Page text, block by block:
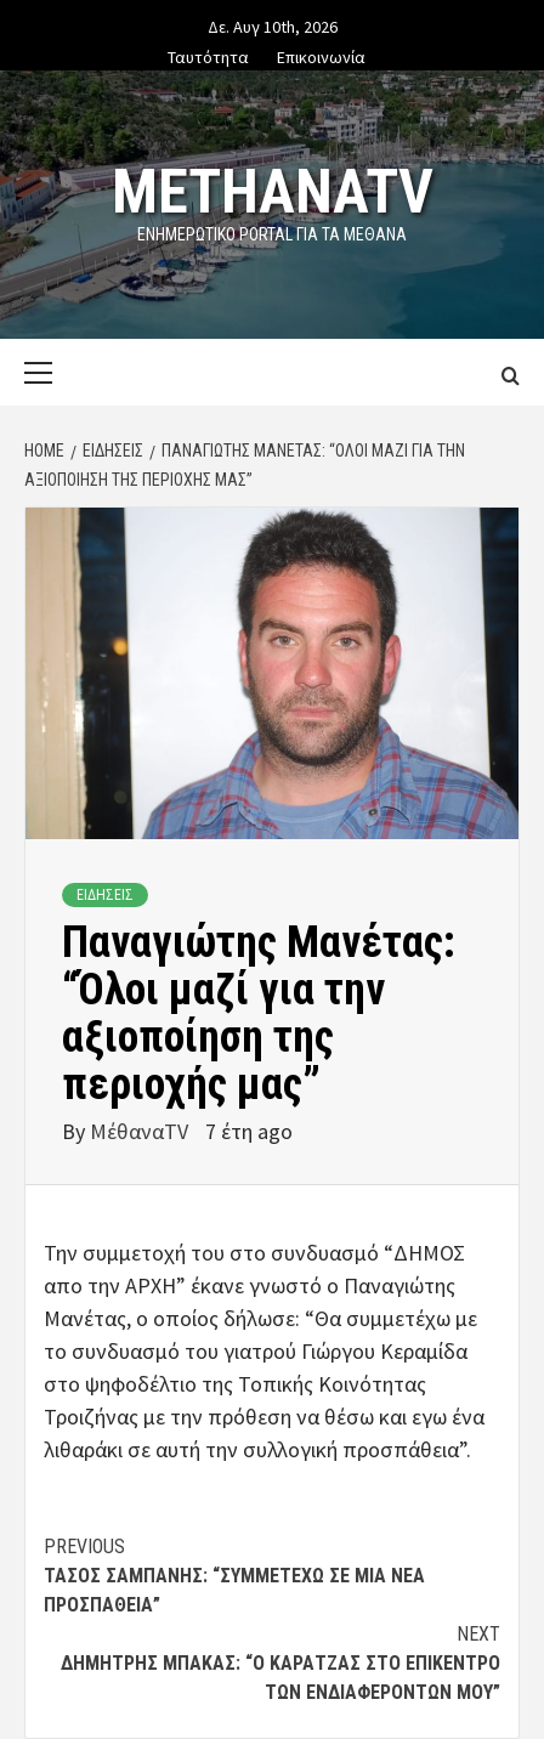
content
Δε. Αυγ 10th, 2026
Ταυτότητα
Επικοινωνία
METHANATV
ΕΝΗΜΕΡΩΤΙΚΌ PORTAL ΓΙΑ ΤΑ ΜΕΘΑΝΑ
HOME ΕΙΔΗΣΕΙΣ
ΠΑΝΑΓΙΏΤΗΣ ΜΑΝΈΤΑΣ: “ΌΛΟΙ ΜΑΖΊ ΓΙΑ ΤΗΝ
ΑΞΙΟΠΟΊΗΣΗ ΤΗΣ ΠΕΡΙΟΧΉΣ ΜΑΣ”
ΕΙΔΗΣΕΙΣ
Παναγιώτης Μανέτας:
“Όλοι μαζί για την
αξιοποίηση της
περιοχής μας”
By ΜέθαναTV 7 έτη ago
Την συμμετοχή του στο συνδυασμό “ΔΗΜΟΣ
απο την ΑΡΧΗ” έκανε γνωστό ο Παναγιώτης
Μανέτας, ο οποίος δήλωσε: “Θα συμμετέχω με
το συνδυασμό του γιατρού Γιώργου Κεραμίδα
στο ψηφοδέλτιο της Τοπικής Κοινότητας
Τροιζήνας με την πρόθεση να θέσω και εγω ένα
λιθαράκι σε αυτή την συλλογική προσπάθεια”.
Post
navigation
PREVIOUS
ΤΆΣΟΣ ΣΑΜΠΆΝΗΣ: “ΣΥΜΜΕΤΈΧΩ ΣΕ ΜΙΑ ΝΈΑ
ΠΡΟΣΠΆΘΕΙΑ”
NEXT
ΔΗΜΉΤΡΗΣ ΜΠΆΚΑΣ: “Ο ΚΑΡΑΤΖΆΣ ΣΤΟ ΕΠΊΚΕΝΤΡΟ
ΤΩΝ ΕΝΔΙΑΦΕΡΌΝΤΩΝ ΜΟΥ”